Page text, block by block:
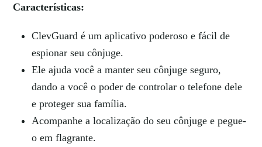
Características:
ClevGuard é um aplicativo poderoso e fácil de
espionar seu cônjuge.
Ele ajuda você a manter seu cônjuge seguro,
dando a você o poder de controlar o telefone dele
e proteger sua família.
Acompanhe a localização do seu cônjuge e pegue-
o em flagrante.